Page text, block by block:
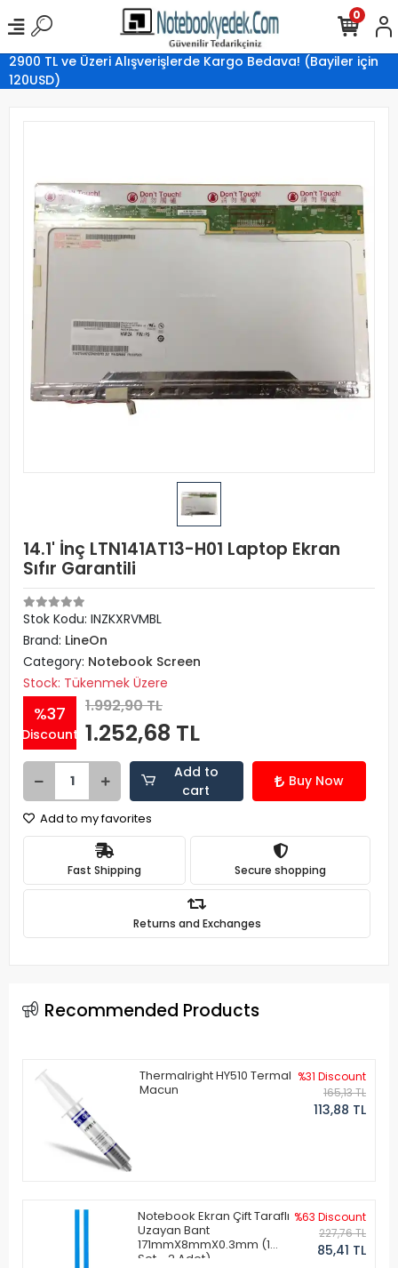
2900 TL ve Üzeri Alışverişlerde Kargo Bedava! (Bayiler için
120USD)
0
14.1' İnç LTN141AT13-H01 Laptop Ekran
Sıfır Garantili
Stok Kodu: INZKXRVMBL
Brand: LineOn
Category: Notebook Screen
Stock: Tükenmek Üzere
%37
Discount
1.992,90 TL
1.252,68 TL
Add to
cart
Buy Now
Add to my favorites
Fast Shipping Secure shopping
Returns and Exchanges
Recommended Products
Thermalright HY510 Termal
Macun
%31 Discount
165,13 TL
113,88 TL
Notebook Ekran Çift Taraflı
Uzayan Bant
171mmX8mmX0.3mm (1
Set - 2 Adet)
%63 Discount
227,76 TL
85,41 TL